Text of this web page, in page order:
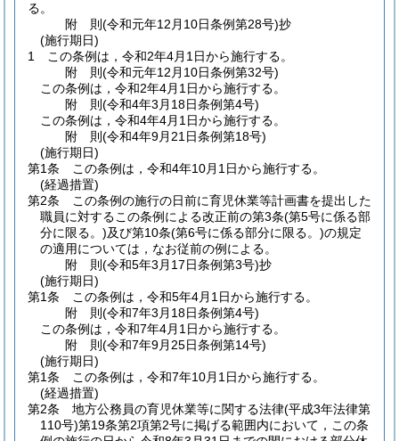
る。
附 則(令和元年12月10日条例第28号)抄
(施行期日)
1
この条例は，令和2年4月1日から施行する。
附 則(令和元年12月10日条例第32号)
この条例は，令和2年4月1日から施行する。
附 則(令和4年3月18日条例第4号)
この条例は，令和4年4月1日から施行する。
附 則(令和4年9月21日条例第18号)
(施行期日)
第1条
この条例は，令和4年10月1日から施行する。
(経過措置)
第2条
この条例の施行の日前に育児休業等計画書を提出した
職員に対するこの条例による改正前の第3条(第5号に係る部
分に限る。)及び第10条(第6号に係る部分に限る。)の規定
の適用については，なお従前の例による。
附 則(令和5年3月17日条例第3号)抄
(施行期日)
第1条
この条例は，令和5年4月1日から施行する。
附 則(令和7年3月18日条例第4号)
この条例は，令和7年4月1日から施行する。
附 則(令和7年9月25日条例第14号)
(施行期日)
第1条
この条例は，令和7年10月1日から施行する。
(経過措置)
第2条
地方公務員の育児休業等に関する法律(平成3年法律第
110号)第19条第2項第2号に掲げる範囲内において，この条